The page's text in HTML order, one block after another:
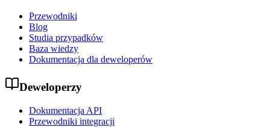
Przewodniki
Blog
Studia przypadków
Baza wiedzy
Dokumentacja dla deweloperów
Deweloperzy
Dokumentacja API
Przewodniki integracji